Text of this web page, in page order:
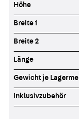
Höhe
Breite 1
Breite 2
Länge
Gewicht je
Inklusivzubehör